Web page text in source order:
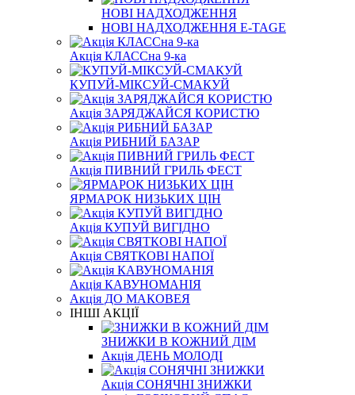
НОВІ НАДХОДЖЕННЯ
НОВІ НАДХОДЖЕННЯ E-TAGE
Акція КЛАССна 9-ка
КУПУЙ-МІКСУЙ-СМАКУЙ
Акція ЗАРЯДЖАЙСЯ КОРИСТЮ
Акція РИБНИЙ БАЗАР
Акція ПИВНИЙ ГРИЛЬ ФЕСТ
ЯРМАРОК НИЗЬКИХ ЦІН
Акція КУПУЙ ВИГІДНО
Акція СВЯТКОВІ НАПОЇ
Акція КАВУНОМАНІЯ
Акція ДО МАКОВЕЯ
ІНШІ АКЦІЇ
ЗНИЖКИ В КОЖНИЙ ДІМ
Акція ДЕНЬ МОЛОДІ
Акція СОНЯЧНІ ЗНИЖКИ